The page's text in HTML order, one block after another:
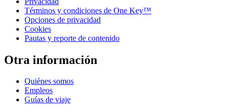
Términos y condiciones de One Key™
Opciones de privacidad
Cookies
Pautas y reporte de contenido
Otra información
Quiénes somos
Empleos
Guías de viaje